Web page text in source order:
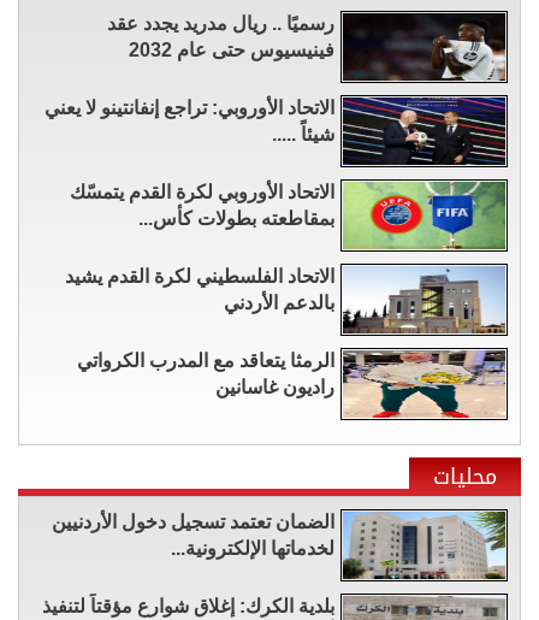
رسميًا .. ريال مدريد يجدد عقد
فينيسيوس حتى عام 2032
الاتحاد الأوروبي: تراجع إنفانتينو لا يعني
شيئاً .....
الاتحاد الأوروبي لكرة القدم يتمسّك
بمقاطعته بطولات كأس...
الاتحاد الفلسطيني لكرة القدم يشيد
بالدعم الأردني
الرمثا يتعاقد مع المدرب الكرواتي
راديون غاسانين
محليات
الضمان تعتمد تسجيل دخول الأردنيين
لخدماتها الإلكترونية...
بلدية الكرك: إغلاق شوارع مؤقتاً لتنفيذ